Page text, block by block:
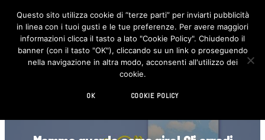
F
c
e
b
o
I
n
s
t
Questo sito utilizza cookie di “terze parti” per inviarti pubblicità
in linea con i tuoi gusti e le tue preferenze. Per avere maggiori
informazioni clicca il tasto a lato "Cookie Policy". Chiudendo il
banner (con il tasto "OK"), cliccando su un link o proseguendo
nella navigazione in altra modo, acconsenti all'utilizzo dei
cookie.
OK COOKIE POLICY